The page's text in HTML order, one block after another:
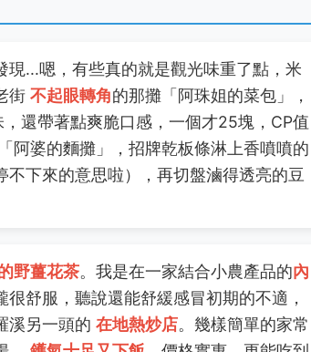
...嗯，有些真的就是觀光味重了點，米
街不起眼轉角的那攤「阿珠姐的菜包」，
還帶著點爽脆口感，一個才25塊，CP值
「阿婆的麵攤」，招牌乾板條淋上香噴噴的
下來的意思啦），再切盤滷得透亮的豆
野薑花茶。我是在一家結合小農產品的內
舒服，聽說還能舒緩感冒初期的不適，
溪另一頭的在地熱炒店。幾樣簡單的家常